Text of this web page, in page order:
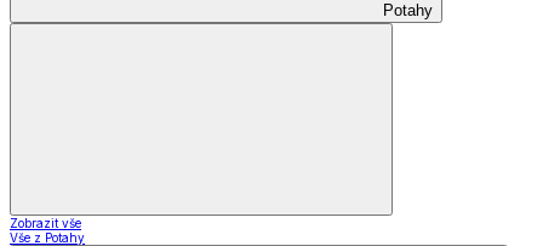
Potahy
Zobrazit vše
Vše z Potahy